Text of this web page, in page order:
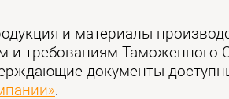
и материалы
и требованиям Таможенного
документы
.